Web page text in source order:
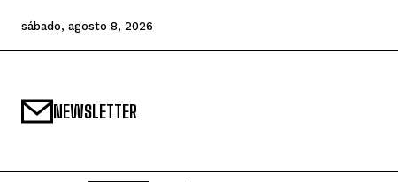
sábado, agosto 8, 2026
NEWSLETTER